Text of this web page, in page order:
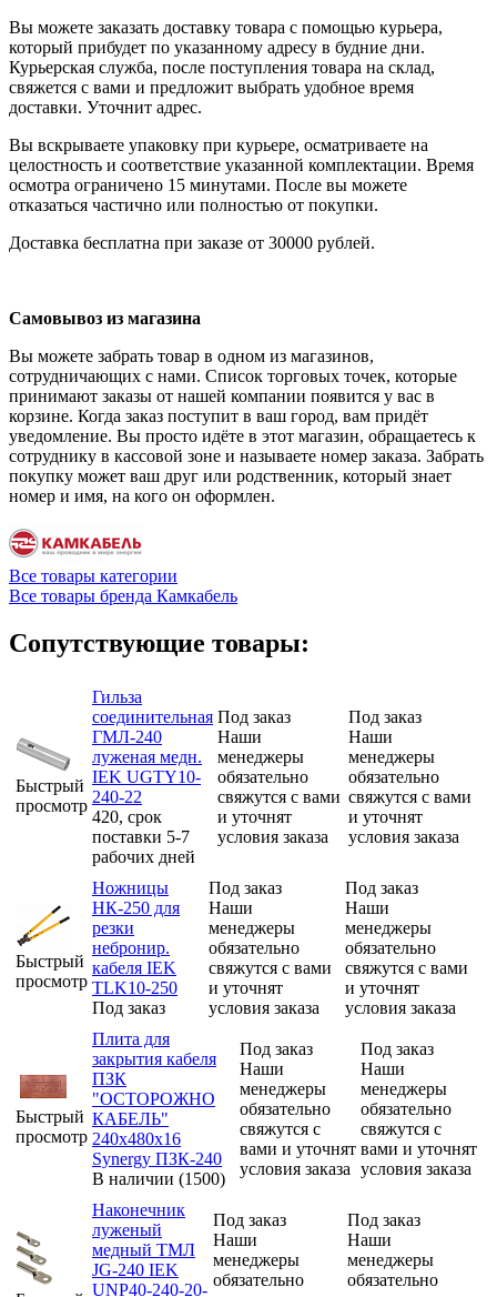
Вы можете заказать доставку товара с помощью курьера,
который прибудет по указанному адресу в будние дни.
Курьерская служба, после поступления товара на склад,
свяжется с вами и предложит выбрать удобное время
доставки. Уточнит адрес.
Вы вскрываете упаковку при курьере, осматриваете на
целостность и соответствие указанной комплектации. Время
осмотра ограничено 15 минутами. После вы можете
отказаться частично или полностью от покупки.
Доставка бесплатна при заказе от 30000 рублей.
Самовывоз из магазина
Вы можете забрать товар в одном из магазинов,
сотрудничающих с нами. Список торговых точек, которые
принимают заказы от нашей компании появится у вас в
корзине. Когда заказ поступит в ваш город, вам придёт
уведомление. Вы просто идёте в этот магазин, обращаетесь к
сотруднику в кассовой зоне и называете номер заказа. Забрать
покупку может ваш друг или родственник, который знает
номер и имя, на кого он оформлен.
Все товары категории
Все товары бренда Камкабель
Сопутствующие товары:
Быстрый
просмотр
Гильза
соединительная
ГМЛ-240
луженая медн.
IEK UGTY10-
240-22
420, срок
поставки 5-7
рабочих дней
Под заказ
Наши
менеджеры
обязательно
свяжутся с вами
и уточнят
условия заказа
Под заказ
Наши
менеджеры
обязательно
свяжутся с вами
и уточнят
условия заказа
Быстрый
просмотр
Ножницы
НК-250 для
резки
небронир.
кабеля IEK
TLK10-250
Под заказ
Под заказ
Наши
менеджеры
обязательно
свяжутся с вами
и уточнят
условия заказа
Под заказ
Наши
менеджеры
обязательно
свяжутся с вами
и уточнят
условия заказа
Быстрый
просмотр
Плита для
закрытия кабеля
ПЗК
"ОСТОРОЖНО
КАБЕЛЬ"
240х480х16
Synergy ПЗК-240
В наличии (1500)
Под заказ
Наши
менеджеры
обязательно
свяжутся с
вами и уточнят
условия заказа
Под заказ
Наши
менеджеры
обязательно
свяжутся с
вами и уточнят
условия заказа
Наконечник
луженый
медный ТМЛ
JG-240 IEK
UNP40-240-20-
Под заказ
Наши
менеджеры
обязательно
Под заказ
Наши
менеджеры
обязательно